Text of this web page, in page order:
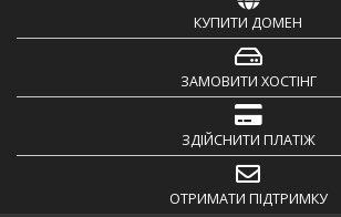
КУПИТИ ДОМЕН
ЗАМОВИТИ ХОСТІНГ
ЗДІЙСНИТИ ПЛАТІЖ
ОТРИМАТИ ПІДТРИМКУ